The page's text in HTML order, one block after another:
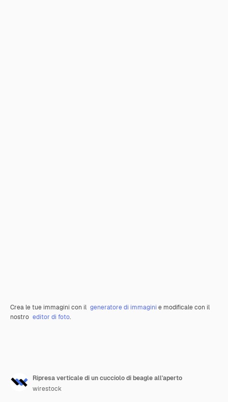
Crea le tue immagini con il generatore di immagini e modificale con il
nostro editor di foto.
Ripresa verticale di un cucciolo di beagle all'aperto
wirestock